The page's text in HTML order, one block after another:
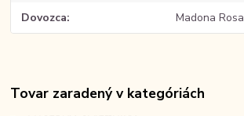
Dovozca Madona Rosa
Tovar zaradený v kategóriách